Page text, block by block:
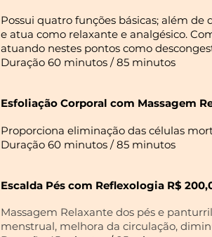
Possui quatro funções básicas; além
e atua como relaxante e analgésico.
atuando nestes pontos como
Duração 60 minutos / 85 minutos
Esfoliação Corporal com Massagem
Proporciona eliminação das células
Duração 60 minutos / 85 minutos
Escalda Pés com Reflexologia R$
Massagem Relaxante dos pés e
menstrual, melhora da circulação,